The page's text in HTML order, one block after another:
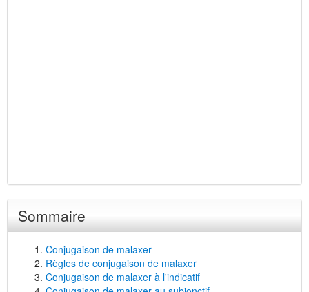
Sommaire
Conjugaison de malaxer
Règles de conjugaison de malaxer
Conjugaison de malaxer à l'indicatif